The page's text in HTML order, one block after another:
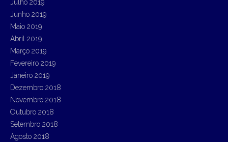
Julho 2019
Junho 2019
Maio 2019
Abril 2019
Março 2019
Fevereiro 2019
Janeiro 2019
Dezembro 2018
Novembro 2018
Outubro 2018
Setembro 2018
Agosto 2018